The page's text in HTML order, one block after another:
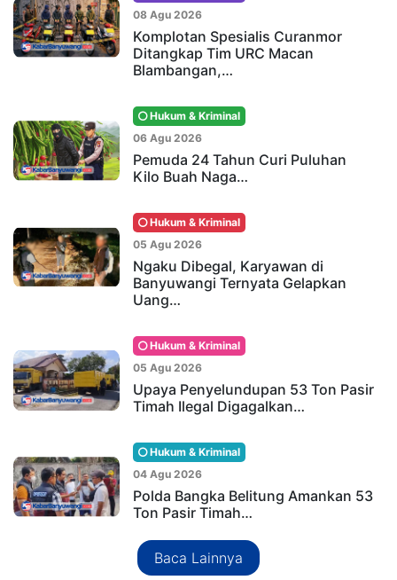
08 Agu 2026
Komplotan Spesialis Curanmor
Ditangkap Tim URC Macan
Blambangan,…
Hukum & Kriminal
06 Agu 2026
Pemuda 24 Tahun Curi Puluhan
Kilo Buah Naga…
Hukum & Kriminal
05 Agu 2026
Ngaku Dibegal, Karyawan di
Banyuwangi Ternyata Gelapkan
Uang…
Hukum & Kriminal
05 Agu 2026
Upaya Penyelundupan 53 Ton Pasir
Timah Ilegal Digagalkan…
Hukum & Kriminal
04 Agu 2026
Polda Bangka Belitung Amankan 53
Ton Pasir Timah…
Baca Lainnya